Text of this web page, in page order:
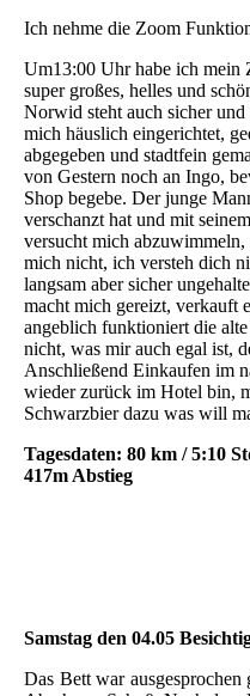
Ich nehme die Zoom
Um13:00 Uhr habe ich mein
super großes, helles und
Norwid steht auch sicher
mich häuslich eingerichtet,
abgegeben und stadtfein
von Gestern noch an Ingo,
Shop begebe. Der junge
verschanzt hat und mit
versucht mich
mich nicht, ich versteh dich
langsam aber sicher
macht mich gereizt, verkauft
angeblich funktioniert die
nicht, was mir auch egal ist,
Anschließend Einkaufen im
wieder zurück im Hotel bin,
Schwarzbier dazu was will
Tagesdaten: 80 km / 5:10
417m Abstieg
Samstag den 04.05
Das Bett war